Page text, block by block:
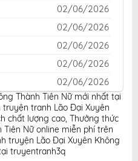
02/06/2026
02/06/2026
02/06/2026
02/06/2026
02/06/2026
02/06/2026
02/06/2026
02/06/2026
02/06/2026
Thành Tiên Nữ mới nhất tại
truyện tranh Lão Đại Xuyên
chất lượng cao, Thưởng thức
Tiên Nữ online miễn phí trên
truyện Lão Đại Xuyên Không
truyentranh3q